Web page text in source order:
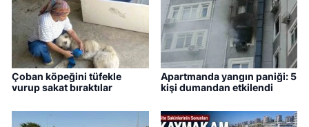
Çoban köpeğini tüfekle
vurup sakat bıraktılar
Apartmanda yangın paniği: 5
kişi dumandan etkilendi